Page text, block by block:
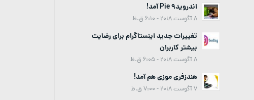
اندروید9 Pie آمد!
8 آگوست 2018 - 6:10 ق.ظ
تغییرات جدید اینستاگرام برای رضایت
بیشتر کاربران
8 آگوست 2018 - 6:05 ق.ظ
هندزفری موزی هم آمد!
7 آگوست 2018 - 7:00 ق.ظ